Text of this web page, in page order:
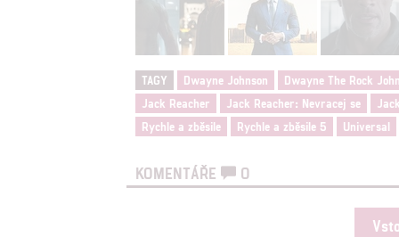
TAGY Dwayne Johnson Dwayne The Rock
Jack Reacher
Jack Reacher: Nevracej se
Rychle a zběsile
Rychle a zběsile 5 Universal
KOMENTÁŘE 0
možnost:
Poskytování